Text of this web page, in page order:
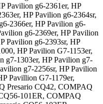
Pavilion g6-2361er, HP
HP Pavilion g6-2364sr,
2366er, HP Pavilion g6-
g6-2369er, HP Pavilion
Pavilion g6-2393sr, HP
HP Pavilion G7-1153er,
g7-1303er, HP Pavilion g7-
g7-2256sr, HP Pavilion
Pavillion G7-1179er,
Presario CQ42, COMPAQ
101ER, COMPAQ